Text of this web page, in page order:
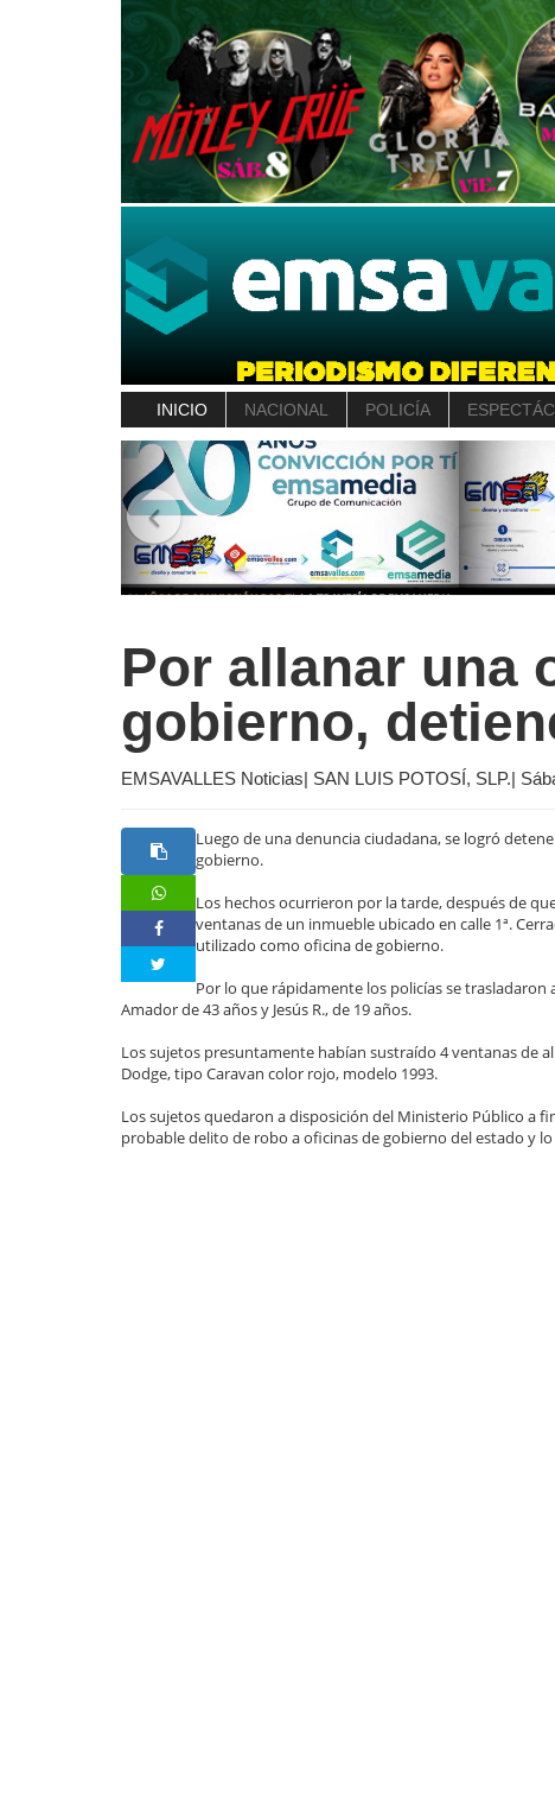
INICIO NACIONAL POLICÍA
Por allanar una
gobierno,
EMSAVALLES Noticias| SAN LUIS POTOSÍ, SLP.|
Luego de una denuncia ciudadana, se logró
gobierno.
Los hechos ocurrieron por la tarde, después de
ventanas de un inmueble ubicado en calle 1ª.
utilizado como oficina de gobierno.
Por lo que rápidamente los policías se
Amador de 43 años y Jesús R., de 19 años.
Los sujetos presuntamente habían sustraído 4 ventanas de
Dodge, tipo Caravan color rojo, modelo 1993.
Los sujetos quedaron a disposición del Ministerio Público a
probable delito de robo a oficinas de gobierno del estado y